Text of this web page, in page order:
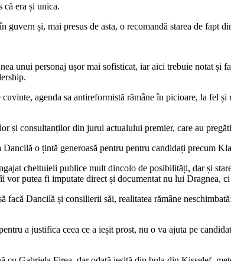
că era și unica.
și, mai presus de asta, o recomandă starea de fapt
unui personaj ușor mai sofisticat, iar aici trebuie notat
agenda sa antireformistă rămâne în picioare, la fel
și consultanților din jurul actualului premier, care au
o țintă generoasă pentru pentru candidați precum
cheltuieli publice mult dincolo de posibilități, dar și
vor putea fi imputate direct și documentat nu lui Dragnea,
Dancilă și consilierii săi, realitatea rămâne
a justifica ceea ce a ieșit prost, nu o va ajuta pe